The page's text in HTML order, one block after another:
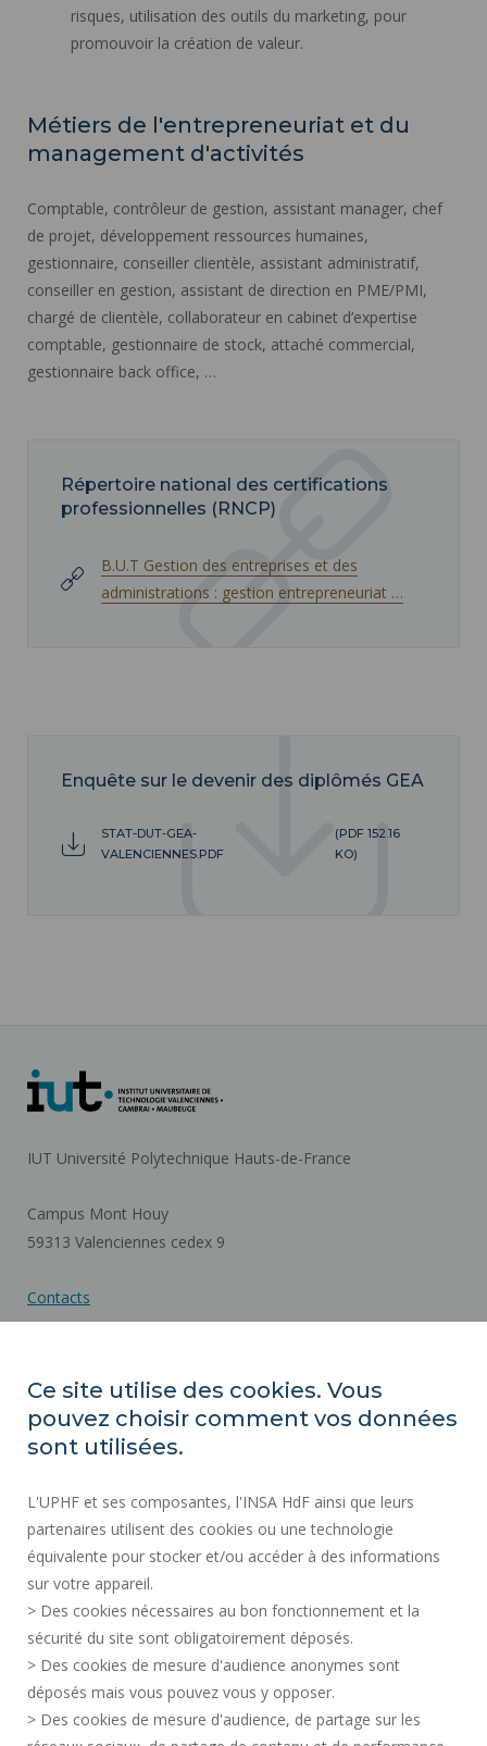
risques, utilisation des outils du marketing, pour
promouvoir la création de valeur.
Métiers de l'entrepreneuriat et du
management d'activités
Comptable, contrôleur de gestion, assistant manager, chef
de projet, développement ressources humaines,
gestionnaire, conseiller clientèle, assistant administratif,
conseiller en gestion, assistant de direction en PME/PMI,
chargé de clientèle, collaborateur en cabinet d’expertise
comptable, gestionnaire de stock, attaché commercial,
gestionnaire back office, …
Répertoire national des certifications
professionnelles (RNCP)
B.U.T Gestion des entreprises et des
administrations : gestion entrepreneuriat …
Enquête sur le devenir des diplômés GEA
STAT-DUT-GEA-
VALENCIENNES.PDF
(PDF 152.16
KO)
IUT Université Polytechnique Hauts-de-France
Campus Mont Houy
59313 Valenciennes cedex 9
Contacts
ACTES RÉGLEMENTAIRES
MARCHÉS PUBLICS
MENTIONS LÉGALES
ESPACE PRESSE
RECRUTEMENTS
PLAN DU SITE
DONNÉES PERSONNELLES
ACCESSIBILITÉ
Ce site utilise des cookies. Vous
pouvez choisir comment vos données
sont utilisées.
L'UPHF et ses composantes, l'INSA HdF ainsi que leurs
partenaires utilisent des cookies ou une technologie
équivalente pour stocker et/ou accéder à des informations
sur votre appareil.
> Des cookies nécessaires au bon fonctionnement et la
sécurité du site sont obligatoirement déposés.
> Des cookies de mesure d'audience anonymes sont
déposés mais vous pouvez vous y opposer.
> Des cookies de mesure d'audience, de partage sur les